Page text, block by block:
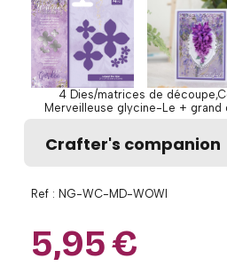
4 Dies/matrices de
Merveilleuse glycine-Le + grand
Crafter's companion
Ref : NG-WC-MD-WOWI
5,95€